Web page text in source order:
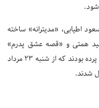
اطیابی‌، «مدیترانه» ساخته
همتی و «قصه عشق پدرم»
ساخته محمدرضا ورزی پیش از این روی پرده بودند که از شنبه ۲۳ مرداد
شدند.